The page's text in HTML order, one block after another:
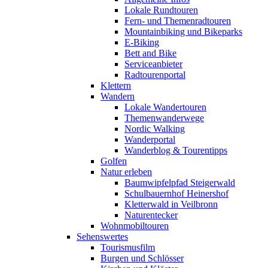
Lokale Rundtouren
Fern- und Themenradtouren
Mountainbiking und Bikeparks
E-Biking
Bett and Bike
Serviceanbieter
Radtourenportal
Klettern
Wandern
Lokale Wandertouren
Themenwanderwege
Nordic Walking
Wanderportal
Wanderblog & Tourentipps
Golfen
Natur erleben
Baumwipfelpfad Steigerwald
Schulbauernhof Heinershof
Kletterwald in Veilbronn
Naturentecker
Wohnmobiltouren
Sehenswertes
Tourismusfilm
Burgen und Schlösser